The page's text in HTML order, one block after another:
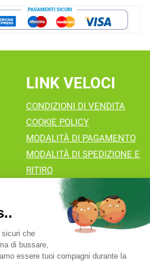
LINK VELOCI
CONDIZIONI DI VENDITA
COOKIE POLICY
MODALITÀ DI PAGAMENTO
MODALITÀ DI SPEDIZIONE E
RITIRO
Pipia
- Via Natale Perego 7
d'Adda (MI)
|Tel.: 02 90 94 880| P.Iva: